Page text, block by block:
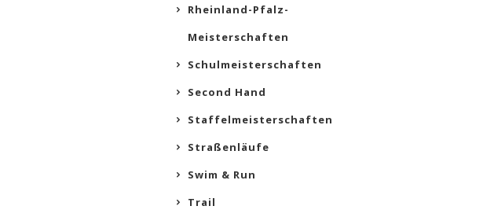
Rheinland-Pfalz-
Meisterschaften
Schulmeisterschaften
Second Hand
Staffelmeisterschaften
Straßenläufe
Swim & Run
Trail